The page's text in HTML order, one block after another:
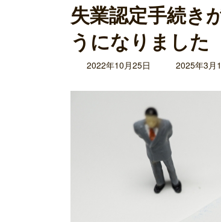
失業認定手続き
うになりました
2022年10月25日
最
更
2025年3月